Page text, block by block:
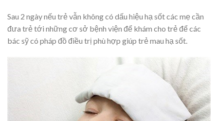
Sau 2 ngày nếu trẻ vẫn không có dấu hiệu hạ sốt các mẹ cần
đưa trẻ tới những cơ sở bệnh viện để khám cho trẻ để các
bác sỹ có pháp đồ điều trị phù hợp giúp trẻ mau hạ sốt.